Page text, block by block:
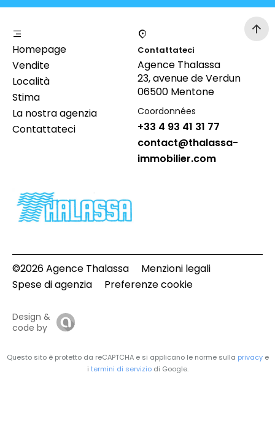
Homepage
Vendite
Località
Stima
La nostra agenzia
Contattateci
Contattateci
Agence Thalassa
23, avenue de Verdun
06500 Mentone
Coordonnées
+33 4 93 41 31 77
contact@thalassa-
immobilier.com
©2026 Agence Thalassa
Menzioni legali
Spese di agenzia
Preferenze cookie
Design &
code by
Questo sito è protetto da reCAPTCHA e si applicano le norme sulla privacye
i termini di serviziodi Google.